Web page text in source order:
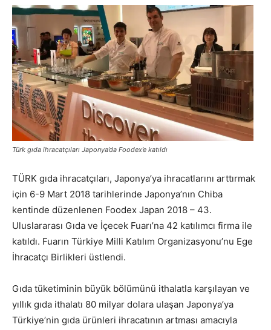
Türk gıda ihracatçıları Japonya’da Foodex’e katıldı
TÜRK gıda ihracatçıları, Japonya’ya ihracatlarını arttırmak
için 6-9 Mart 2018 tarihlerinde Japonya’nın Chiba
kentinde düzenlenen Foodex Japan 2018 – 43.
Uluslararası Gıda ve İçecek Fuarı’na 42 katılımcı firma ile
katıldı. Fuarın Türkiye Milli Katılım Organizasyonu’nu Ege
İhracatçı Birlikleri üstlendi.
Gıda tüketiminin büyük bölümünü ithalatla karşılayan ve
yıllık gıda ithalatı 80 milyar dolara ulaşan Japonya’ya
Türkiye’nin gıda ürünleri ihracatının artması amacıyla